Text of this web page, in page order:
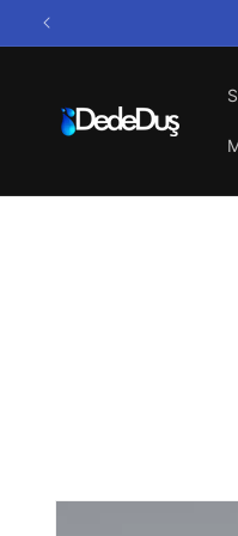
İçeriğe
Ürün